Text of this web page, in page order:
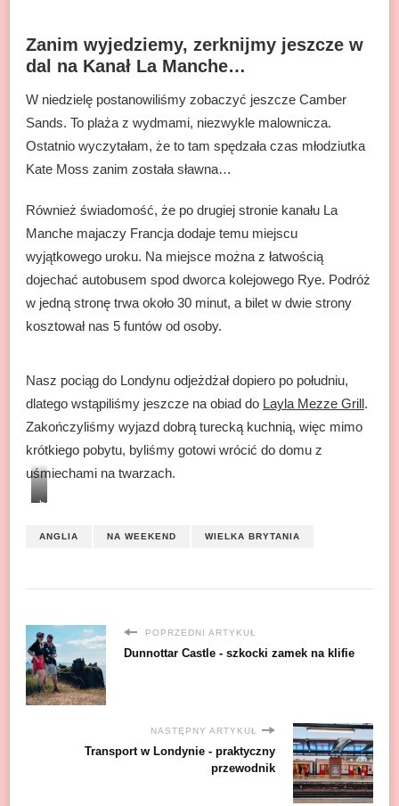
Zanim wyjedziemy, zerknijmy jeszcze w
dal na Kanał La Manche…
W niedzielę postanowiliśmy zobaczyć jeszcze Camber
Sands. To plaża z wydmami, niezwykle malownicza.
Ostatnio wyczytałam, że to tam spędzała czas młodziutka
Kate Moss zanim została sławna…
Również świadomość, że po drugiej stronie kanału La
Manche majaczy Francja dodaje temu miejscu
wyjątkowego uroku. Na miejsce można z łatwością
dojechać autobusem spod dworca kolejowego Rye. Podróż
w jedną stronę trwa około 30 minut, a bilet w dwie strony
kosztował nas 5 funtów od osoby.
Nasz pociąg do Londynu odjeżdżał dopiero po południu,
dlatego wstąpiliśmy jeszcze na obiad do Layla Mezze Grill.
Zakończyliśmy wyjazd dobrą turecką kuchnią, więc mimo
krótkiego pobytu, byliśmy gotowi wrócić do domu z
uśmiechami na twarzach.
bsh
ANGLIA NA WEEKEND WIELKA BRYTANIA
POPRZEDNI ARTYKUŁ
Dunnottar Castle - szkocki zamek na klifie
NASTĘPNY ARTYKUŁ
Transport w Londynie - praktyczny
przewodnik